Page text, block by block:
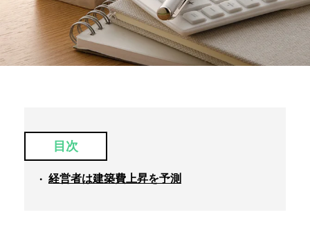
目次
経営者は建築費上昇を予測